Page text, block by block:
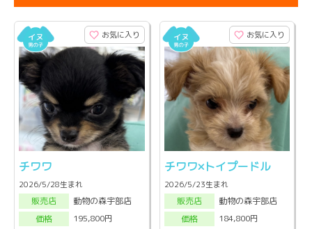
お気に入り
チワワ
2026/5/28生まれ
販売店
動物の森宇部店
価格
195,800円
お気に入り
チワワ×トイプードル
2026/5/23生まれ
販売店
動物の森宇部店
価格
184,800円